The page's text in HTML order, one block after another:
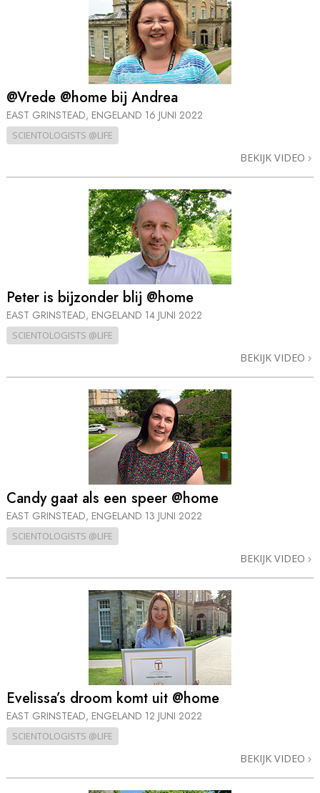
@Vrede @home bij Andrea
EAST GRINSTEAD, ENGELAND 16 JUNI 2022
SCIENTOLOGISTS @LIFE
BEKIJK VIDEO
Peter is bijzonder blij @home
EAST GRINSTEAD, ENGELAND 14 JUNI 2022
SCIENTOLOGISTS @LIFE
BEKIJK VIDEO
Candy gaat als een speer @home
EAST GRINSTEAD, ENGELAND 13 JUNI 2022
SCIENTOLOGISTS @LIFE
BEKIJK VIDEO
Evelissa’s droom komt uit @home
EAST GRINSTEAD, ENGELAND 12 JUNI 2022
SCIENTOLOGISTS @LIFE
BEKIJK VIDEO